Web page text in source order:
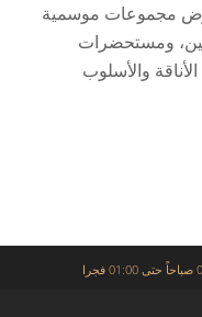
مجموعات موسمية
ومستحضرات
والأسلوب